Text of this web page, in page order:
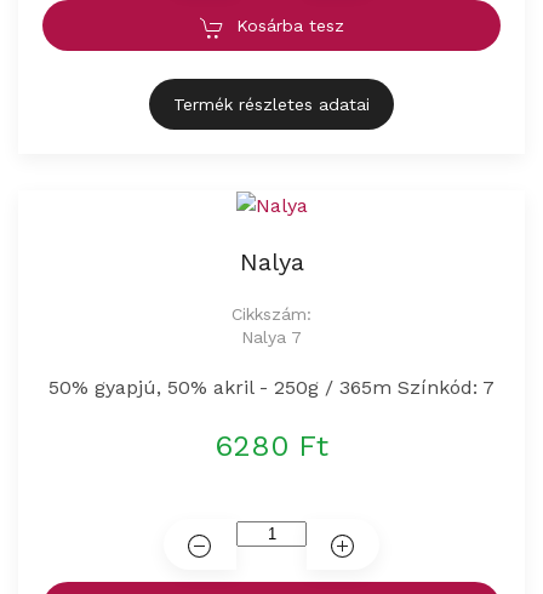
Kosárba tesz
Termék részletes adatai
Nalya
Cikkszám:
Nalya 7
50% gyapjú, 50% akril - 250g / 365m Színkód: 7
6280 Ft